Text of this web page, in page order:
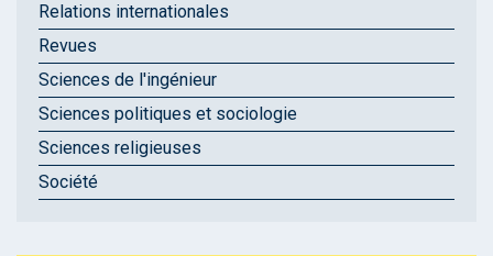
Relations internationales
Revues
Sciences de l'ingénieur
Sciences politiques et sociologie
Sciences religieuses
Société